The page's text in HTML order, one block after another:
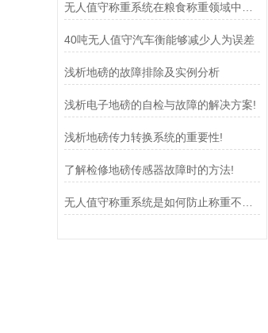
40吨无人值守汽车衡能够减少人为误差
浅析地磅的故障排除及实例分析
浅析电子地磅的自检与故障的解决方案!
浅析地磅传力转换系统的重要性!
了解检修地磅传感器故障时的方法!